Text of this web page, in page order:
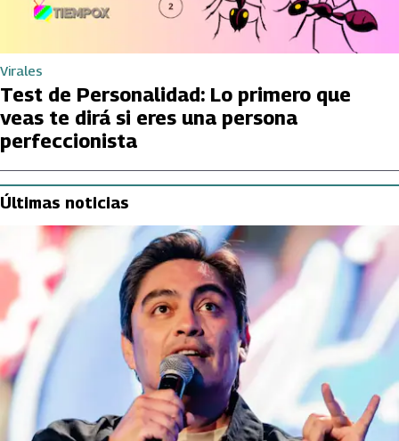
Virales
Test de Personalidad: Lo primero que
veas te dirá si eres una persona
perfeccionista
Últimas noticias